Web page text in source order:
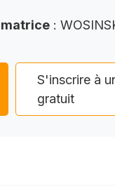
:
S'inscrire à
gratuit